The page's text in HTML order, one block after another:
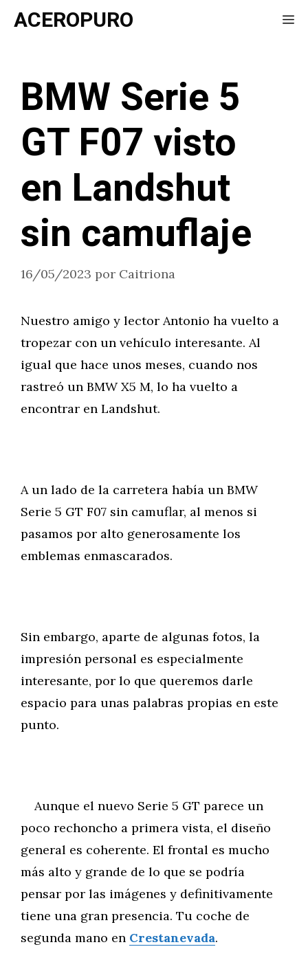
Saltar
ACEROPURO
BMW Serie 5
GT F07 visto
en Landshut
sin camuflaje
16/05/2023 por Caitriona
Nuestro amigo y lector Antonio ha vuelto a
tropezar con un vehículo interesante. Al
igual que hace unos meses, cuando nos
rastreó un BMW X5 M, lo ha vuelto a
encontrar en Landshut.
A un lado de la carretera había un BMW
Serie 5 GT F07 sin camuflar, al menos si
pasamos por alto generosamente los
emblemas enmascarados.
Sin embargo, aparte de algunas fotos, la
impresión personal es especialmente
interesante, por lo que queremos darle
espacio para unas palabras propias en este
punto.
Aunque el nuevo Serie 5 GT parece un
poco rechoncho a primera vista, el diseño
general es coherente. El frontal es mucho
más alto y grande de lo que se podría
pensar por las imágenes y definitivamente
tiene una gran presencia. Tu coche de
segunda mano en Crestanevada.